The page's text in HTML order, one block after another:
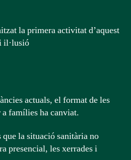
la primera activitat d’aquest
il·lusió
actuals, el format de les
famílies ha canviat.
la situació sanitària no
presencial, les xerrades i